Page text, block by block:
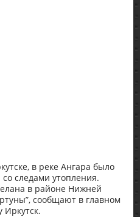
в реке Ангара было
следами утопления.
в районе Нижней
сообщают в главном